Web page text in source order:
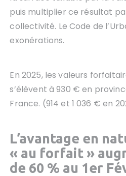
puis multiplier ce résultat
collectivité. Le Code de
exonérations.
En 2025, les valeurs
s’élèvent à 930 € en
France. (914 et 1 036 € en
L’avantage en
« au forfait »
de 60 % au 1er